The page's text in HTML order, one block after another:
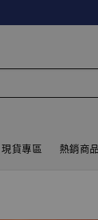
現貨專區 熱銷商品